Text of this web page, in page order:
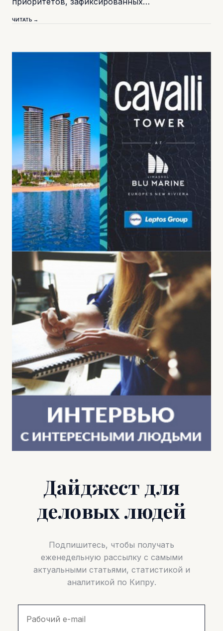
ЧИТАТЬ →
Дайджест для
деловых людей
Подпишитесь, чтобы получать
еженедельную рассылку с самыми
актуальными статьями, статистикой и
аналитикой по Кипру.